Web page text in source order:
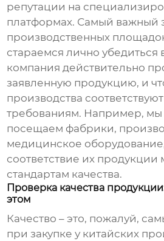
репутации на
платформах. Самый важный
производственных
стараемся лично убедиться
компания действительно
заявленную продукцию, и
производства
требованиям. Например, мы
посещаем фабрики,
медицинское
соответствие их
стандартам качества.
Проверка качества
этом
Качество – это, пожалуй,
призакупке у китайских